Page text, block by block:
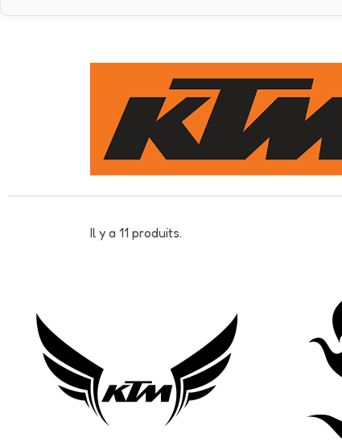
Il y a 11 produits.
PERSONNALISER